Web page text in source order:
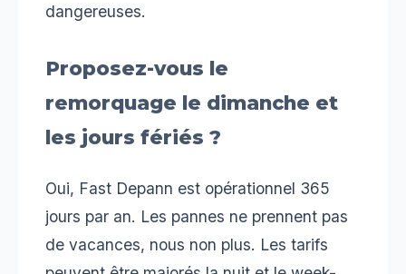
dangereuses.
Proposez-vous le
remorquage le dimanche et
les jours fériés ?
Oui, Fast Depann est opérationnel 365
jours par an. Les pannes ne prennent pas
de vacances, nous non plus. Les tarifs